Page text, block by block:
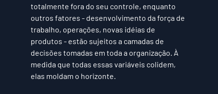
totalmente fora do seu controle, enquanto
outros fatores - desenvolvimento da força de
trabalho, operações, novas idéias de
produtos - estão sujeitos a camadas de
decisões tomadas em toda a organização. À
medida que todas essas variáveis colidem,
elas moldam o horizonte.